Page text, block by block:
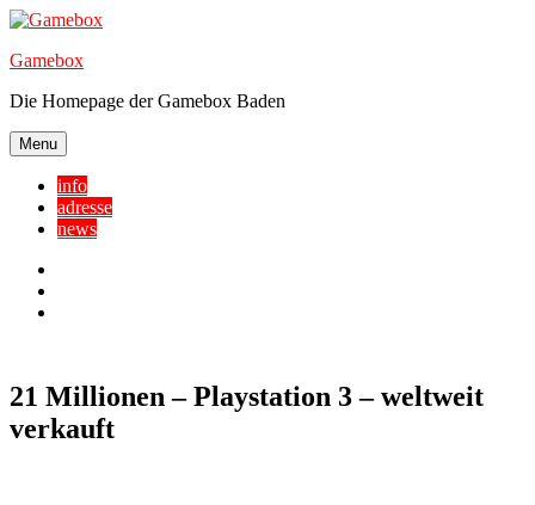
Skip
content
Gamebox
Die Homepage der Gamebox Baden
Menu
info
adresse
news
21‭ ‬Millionen – Playstation 3 – weltweit
verkauft